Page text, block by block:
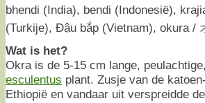
bhendi (India), bendi (Indonesië),
(Turkije), Đậu bắp (Vietnam), okura /
Wat is het?
Okra is de 5-15 cm lange,
esculentus plant. Zusje van de
Ethiopië en vandaar uit verspreidde